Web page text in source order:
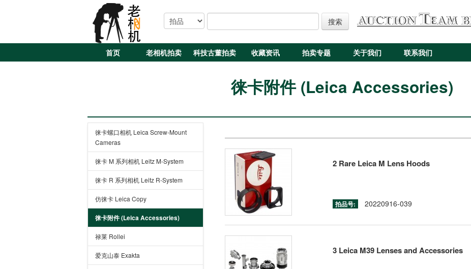
搜索
首页 老相机拍卖 科技古董拍卖 收藏资讯 拍卖专题 关于我们 联系我们
徕卡附件 (Leica Accessories)
徕卡螺口相机 Leica Screw-Mount
Cameras
徕卡 M 系列相机 Leitz M-System
徕卡 R 系列相机 Leitz R-System
仿徕卡 Leica Copy
徕卡附件 (Leica Accessories)
禄莱 Rollei
爱克山泰 Exakta
2 Rare Leica M Lens Hoods
拍品号: 20220916-039
3 Leica M39 Lenses and Accessories